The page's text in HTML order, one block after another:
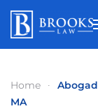
Skip to
Home
MA